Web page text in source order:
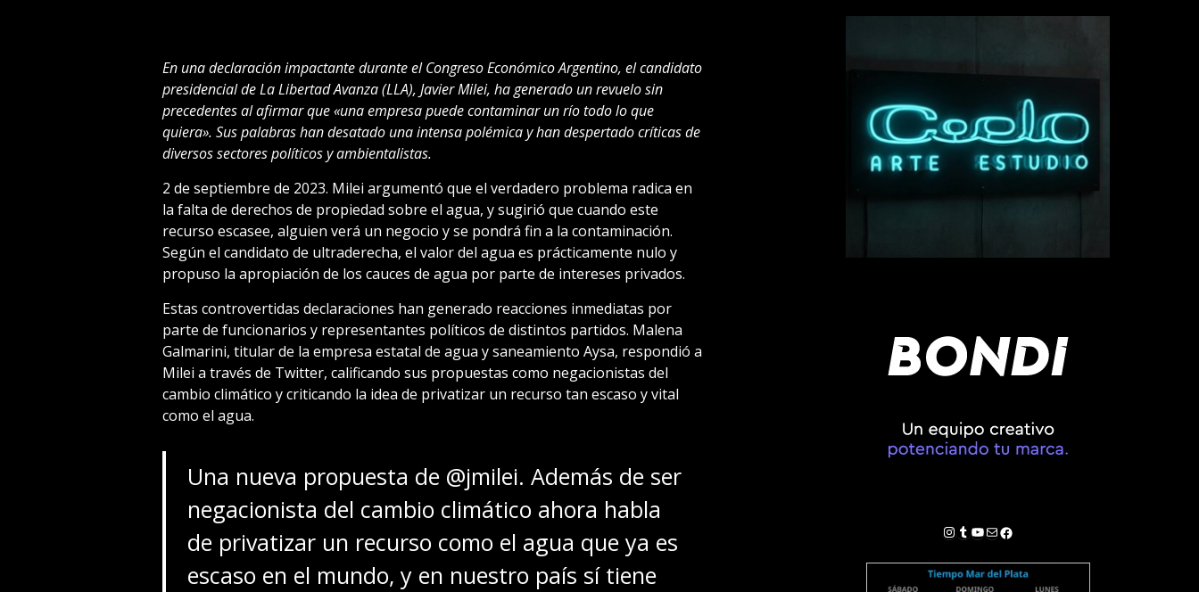
En una declaración impactante durante el Congreso Económico Argentino, el candidato
presidencial de La Libertad Avanza (LLA), Javier Milei, ha generado un revuelo sin
precedentes al afirmar que «una empresa puede contaminar un río todo lo que
quiera». Sus palabras han desatado una intensa polémica y han despertado críticas de
diversos sectores políticos y ambientalistas.
2 de septiembre de 2023. Milei argumentó que el verdadero problema radica en
la falta de derechos de propiedad sobre el agua, y sugirió que cuando este
recurso escasee, alguien verá un negocio y se pondrá fin a la contaminación.
Según el candidato de ultraderecha, el valor del agua es prácticamente nulo y
propuso la apropiación de los cauces de agua por parte de intereses privados.
Estas controvertidas declaraciones han generado reacciones inmediatas por
parte de funcionarios y representantes políticos de distintos partidos. Malena
Galmarini, titular de la empresa estatal de agua y saneamiento Aysa, respondió a
Milei a través de Twitter, calificando sus propuestas como negacionistas del
cambio climático y criticando la idea de privatizar un recurso tan escaso y vital
como el agua.
Una nueva propuesta de @jmilei. Además de ser
negacionista del cambio climático ahora habla
de privatizar un recurso como el agua que ya es
escaso en el mundo, y en nuestro país sí tiene
Instagram
Tumblr
YouTube
Correo electrónico
Facebook